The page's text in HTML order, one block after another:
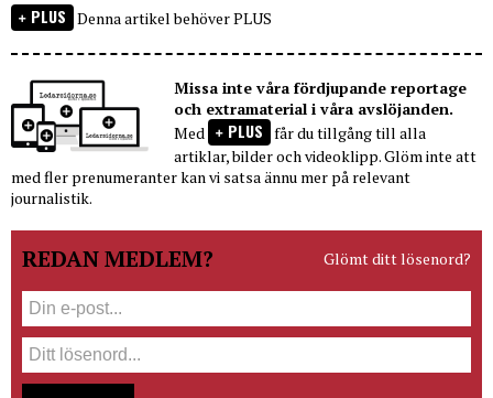
PLUS Denna artikel behöver PLUS
Missa inte våra fördjupande reportage
och extramaterial i våra avslöjanden.
Med
PLUS får du tillgång till alla
artiklar, bilder och videoklipp. Glöm inte att
med fler prenumeranter kan vi satsa ännu mer på relevant
journalistik.
REDAN MEDLEM? Glömt ditt lösenord?